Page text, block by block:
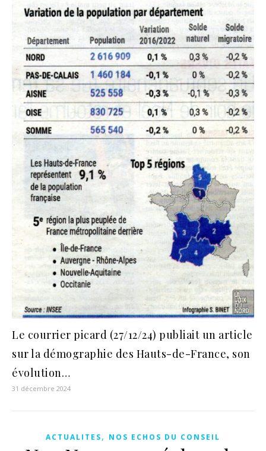
Le courrier picard (27/12/24) publiait un article
sur la démographie des Hauts-de-France, son
évolution…
31 décembre 2024
ACTUALITES, NOS ECHOS DU CONSEIL